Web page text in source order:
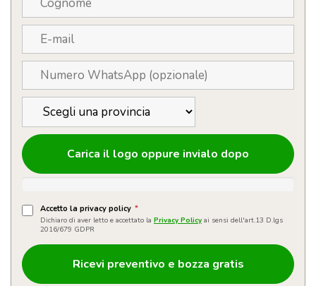
Carica il logo oppure invialo dopo
Accetto la privacy policy *
Dichiaro di aver letto e accettato la Privacy Policy ai sensi dell'art.13 D.lgs
2016/679 GDPR